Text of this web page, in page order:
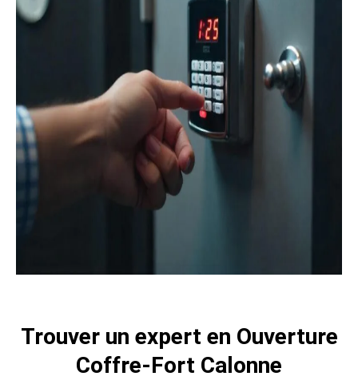
Trouver un expert en Ouverture
Coffre-Fort Calonne